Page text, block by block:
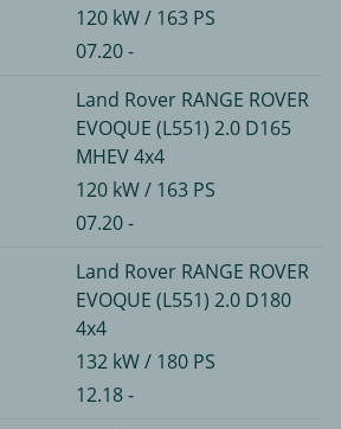
120 kW / 163 PS
07.20 -
Land Rover RANGE ROVER
EVOQUE (L551) 2.0 D165
MHEV 4x4
120 kW / 163 PS
07.20 -
Land Rover RANGE ROVER
EVOQUE (L551) 2.0 D180
4x4
132 kW / 180 PS
12.18 -